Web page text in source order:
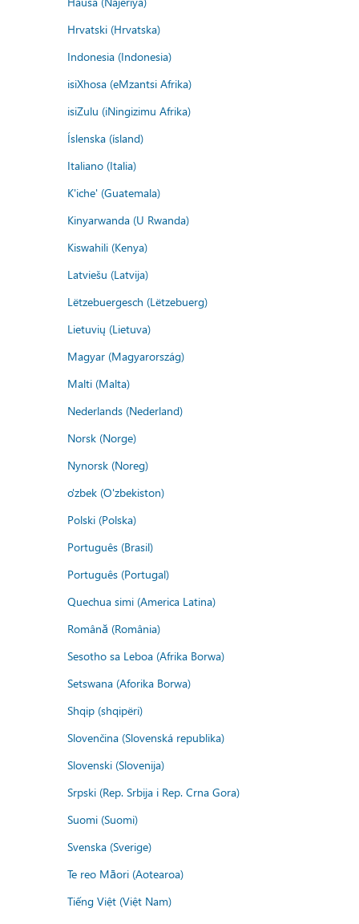
Hrvatski (Hrvatska)
Indonesia (Indonesia)
isiXhosa (eMzantsi Afrika)
isiZulu (iNingizimu Afrika)
Íslenska (ísland)
Italiano (Italia)
K'iche' (Guatemala)
Kinyarwanda (U Rwanda)
Kiswahili (Kenya)
Latviešu (Latvija)
Lëtzebuergesch (Lëtzebuerg)
Lietuvių (Lietuva)
Magyar (Magyarország)
Malti (Malta)
Nederlands (Nederland)
Norsk (Norge)
Nynorsk (Noreg)
o'zbek (O'zbekiston)
Polski (Polska)
Português (Brasil)
Português (Portugal)
Quechua simi (America Latina)
Română (România)
Sesotho sa Leboa (Afrika Borwa)
Setswana (Aforika Borwa)
Shqip (shqipëri)
Slovenčina (Slovenská republika)
Slovenski (Slovenija)
Srpski (Rep. Srbija i Rep. Crna Gora)
Suomi (Suomi)
Svenska (Sverige)
Te reo Māori (Aotearoa)
Tiếng Việt (Việt Nam)